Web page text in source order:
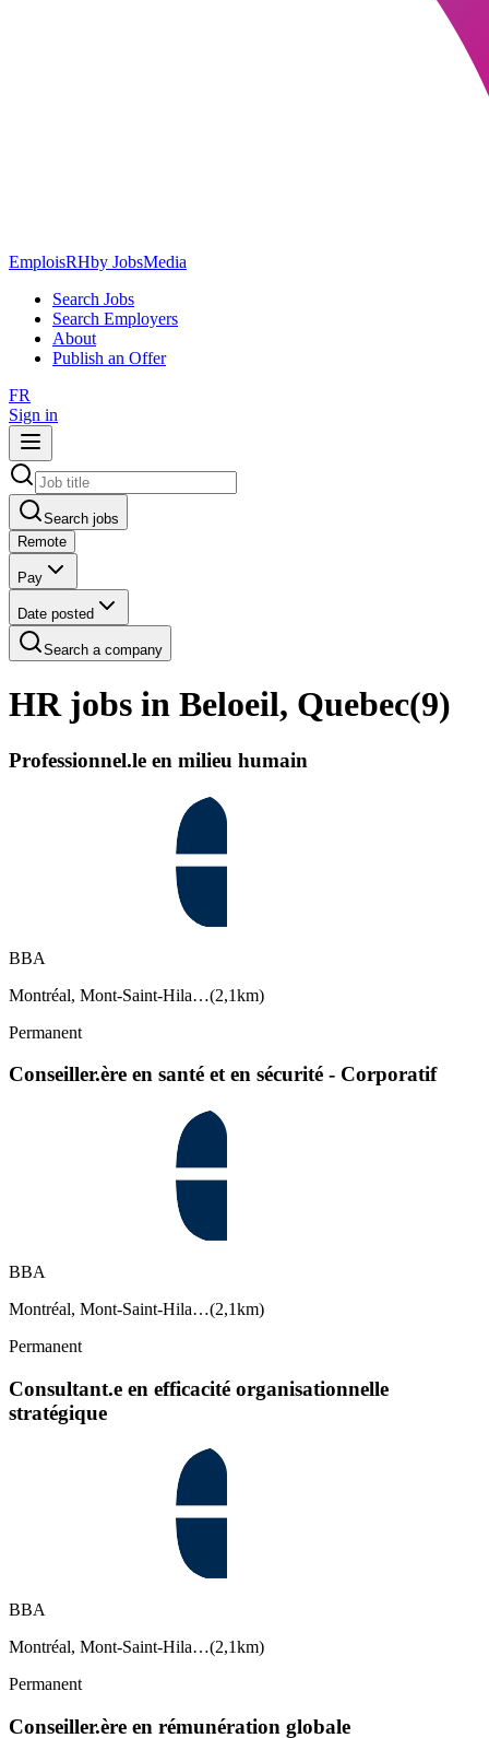
EmploisRHby JobsMedia
Search Jobs
Search Employers
About
Publish an Offer
FR
Sign in
Search jobs
Remote
Pay
Date posted
Search a company
HR jobs in Beloeil, Quebec(9)
Professionnel.le en milieu humain
BBA
Montréal, Mont-Saint-Hila…(2,1km)
Permanent
Conseiller.ère en santé et en sécurité - Corporatif
BBA
Montréal, Mont-Saint-Hila…(2,1km)
Permanent
Consultant.e en efficacité organisationnelle
stratégique
BBA
Montréal, Mont-Saint-Hila…(2,1km)
Permanent
Conseiller.ère en rémunération globale